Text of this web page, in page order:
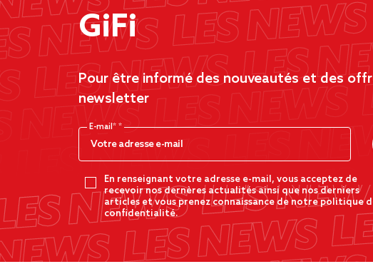
GiFi
Pour être informé des nouveautés et des
newsletter
E-mail*
En renseignant votre adresse e-mail, vous acceptez de
recevoir nos dernères actualités ainsi que nos derniers
articles et vous prenez connaissance de notre politique
confidentialité.